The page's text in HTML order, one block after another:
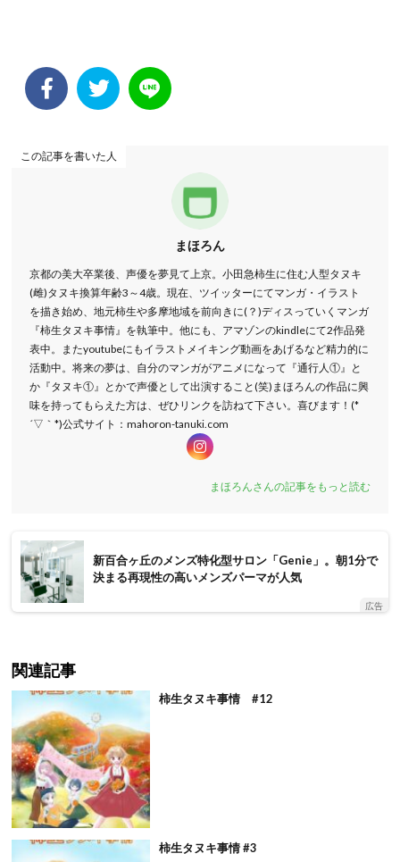
この記事を書いた人
まほろん
京都の美大卒業後、声優を夢見て上京。小田急柿生に住む人型タヌキ
(雌)タヌキ換算年齢3～4歳。現在、ツイッターにてマンガ・イラスト
を描き始め、地元柿生や多摩地域を前向きに(？)ディスっていくマンガ
『柿生タヌキ事情』を執筆中。他にも、アマゾンのkindleにて2作品発
表中。またyoutubeにもイラストメイキング動画をあげるなど精力的に
活動中。将来の夢は、自分のマンガがアニメになって『通行人①』と
か『タヌキ①』とかで声優として出演すること(笑)まほろんの作品に興
味を持ってもらえた方は、ぜひリンクを訪ねて下さい。喜びます！(*
´▽｀*)公式サイト：mahoron-tanuki.com
まほろんさんの記事をもっと読む
新百合ヶ丘のメンズ特化型サロン「Genie」。朝1分で
決まる再現性の高いメンズパーマが人気
広告
関連記事
柿生タヌキ事情 #12
柿生タヌキ事情 #3